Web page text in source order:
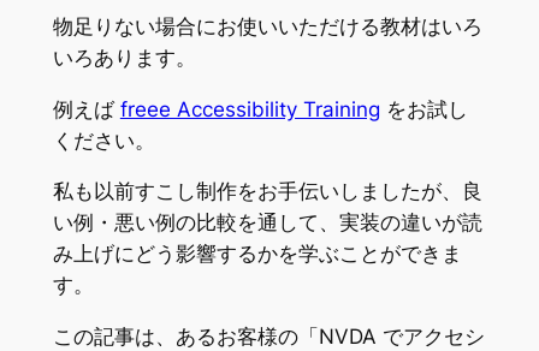
物足りない場合にお使いいただける教材はいろ
いろあります。
例えば freee Accessibility Training をお試し
ください。
私も以前すこし制作をお手伝いしましたが、良
い例・悪い例の比較を通して、実装の違いが読
み上げにどう影響するかを学ぶことができま
す。
この記事は、あるお客様の「NVDA でアクセシ